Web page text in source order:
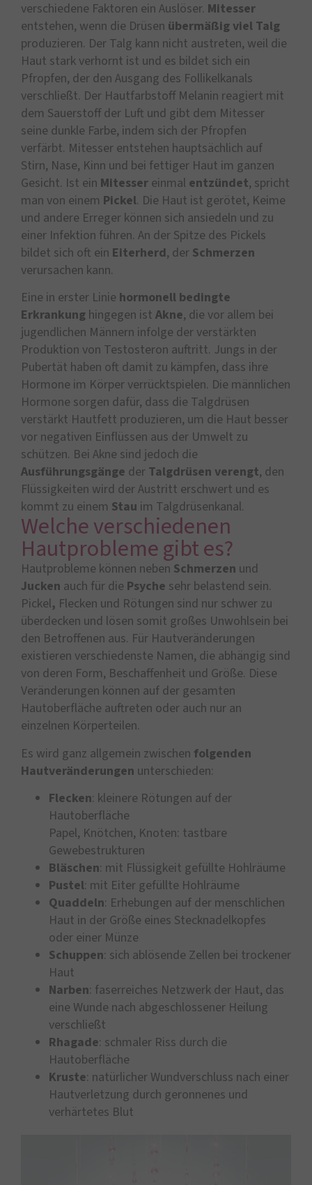
verschiedene Faktoren ein Auslöser. Mitesser
entstehen, wenn die Drüsen übermäßig viel Talg
produzieren. Der Talg kann nicht austreten, weil die
Haut stark verhornt ist und es bildet sich ein
Pfropfen, der den Ausgang des Follikelkanals
verschließt. Der Hautfarbstoff Melanin reagiert mit
dem Sauerstoff der Luft und gibt dem Mitesser
seine dunkle Farbe, indem sich der Pfropfen
verfärbt. Mitesser entstehen hauptsächlich auf
Stirn, Nase, Kinn und bei fettiger Haut im ganzen
Gesicht. Ist ein Mitesser einmal entzündet, spricht
man von einem Pickel. Die Haut ist gerötet, Keime
und andere Erreger können sich ansiedeln und zu
einer Infektion führen. An der Spitze des Pickels
bildet sich oft ein Eiterherd, der Schmerzen
verursachen kann.
Eine in erster Linie hormonell bedingte
Erkrankung hingegen ist Akne, die vor allem bei
jugendlichen Männern infolge der verstärkten
Produktion von Testosteron auftritt. Jungs in der
Pubertät haben oft damit zu kämpfen, dass ihre
Hormone im Körper verrücktspielen. Die männlichen
Hormone sorgen dafür, dass die Talgdrüsen
verstärkt Hautfett produzieren, um die Haut besser
vor negativen Einflüssen aus der Umwelt zu
schützen. Bei Akne sind jedoch die
Ausführungsgänge der Talgdrüsen verengt, den
Flüssigkeiten wird der Austritt erschwert und es
kommt zu einem Stau im Talgdrüsenkanal.
Welche verschiedenen
Hautprobleme gibt es?
Hautprobleme können neben Schmerzen und
Jucken auch für die Psyche sehr belastend sein.
Pickel, Flecken und Rötungen sind nur schwer zu
überdecken und lösen somit großes Unwohlsein bei
den Betroffenen aus. Für Hautveränderungen
existieren verschiedenste Namen, die abhängig sind
von deren Form, Beschaffenheit und Größe. Diese
Veränderungen können auf der gesamten
Hautoberfläche auftreten oder auch nur an
einzelnen Körperteilen.
Es wird ganz allgemein zwischen folgenden
Hautveränderungen unterschieden:
Flecken: kleinere Rötungen auf der
Hautoberfläche
Papel, Knötchen, Knoten: tastbare
Gewebestrukturen
Bläschen: mit Flüssigkeit gefüllte Hohlräume
Pustel: mit Eiter gefüllte Hohlräume
Quaddeln: Erhebungen auf der menschlichen
Haut in der Größe eines Stecknadelkopfes
oder einer Münze
Schuppen: sich ablösende Zellen bei trockener
Haut
Narben: faserreiches Netzwerk der Haut, das
eine Wunde nach abgeschlossener Heilung
verschließt
Rhagade: schmaler Riss durch die
Hautoberfläche
Kruste: natürlicher Wundverschluss nach einer
Hautverletzung durch geronnenes und
verhärtetes Blut